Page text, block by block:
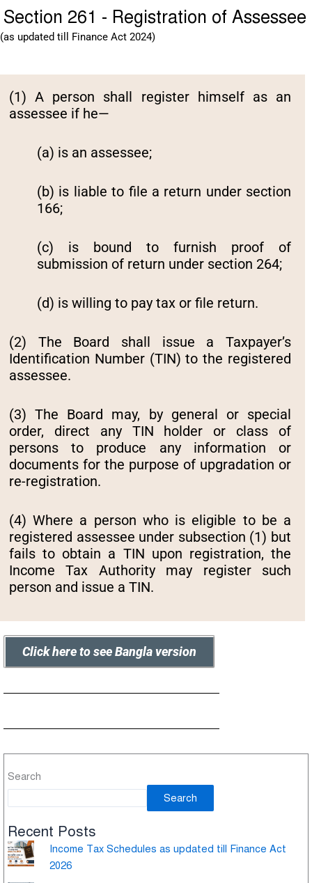
Section 261 - Registration of Assessee
(as updated till Finance Act 2024)
(1) A person shall register himself as an
assessee if he—
(a) is an assessee;
(b) is liable to file a return under section
166;
(c) is bound to furnish proof of
submission of return under section 264;
(d) is willing to pay tax or file return.
(2) The Board shall issue a Taxpayer’s
Identification Number (TIN) to the registered
assessee.
(3) The Board may, by general or special
order, direct any TIN holder or class of
persons to produce any information or
documents for the purpose of upgradation or
re-registration.
(4) Where a person who is eligible to be a
registered assessee under subsection (1) but
fails to obtain a TIN upon registration, the
Income Tax Authority may register such
person and issue a TIN.
Click here to see Bangla version
Search
Search
Recent Posts
Income Tax Schedules as updated till Finance Act
2026